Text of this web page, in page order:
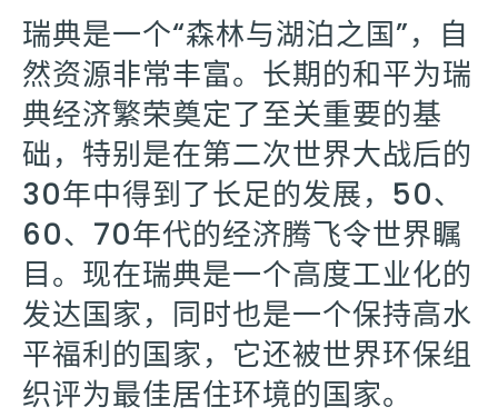
瑞典是一个“森林与湖泊之国”，自
然资源非常丰富。长期的和平为瑞
典经济繁荣奠定了至关重要的基
础，特别是在第二次世界大战后的
30年中得到了长足的发展，50、
60、70年代的经济腾飞令世界瞩
目。现在瑞典是一个高度工业化的
发达国家，同时也是一个保持高水
平福利的国家，它还被世界环保组
织评为最佳居住环境的国家。